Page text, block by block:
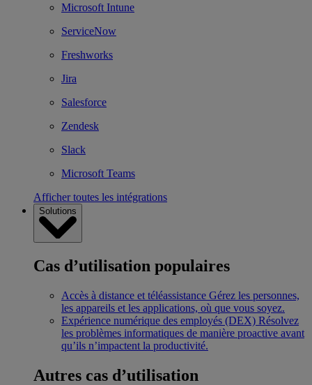
Microsoft Intune
ServiceNow
Freshworks
Jira
Salesforce
Zendesk
Slack
Microsoft Teams
Afficher toutes les intégrations
Solutions
Cas d’utilisation populaires
Accès à distance et téléassistance Gérez les personnes,
les appareils et les applications, où que vous soyez.
Expérience numérique des employés (DEX) Résolvez
les problèmes informatiques de manière proactive avant
qu’ils n’impactent la productivité.
Autres cas d’utilisation